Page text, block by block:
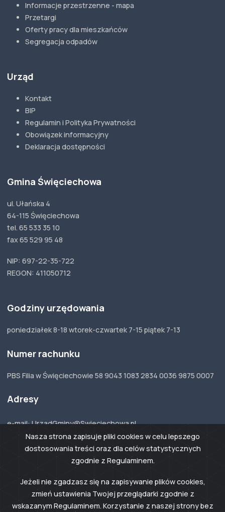
Informacje przestrzenne - mapa
Przetargi
Oferty pracy dla mieszkańców
Segregacja odpadów
Urząd
Kontakt
BIP
Regulamin i Polityka Prywatności
Obowiązek informacyjny
Deklaracja dostępności
Gmina Święciechowa
ul. Ułańska 4
64-115 Święciechowa
tel. 65 533 35 10
fax 65 529 95 48
NIP: 697-22-35-722
REGON: 411050712
Godziny urzędowania
poniedziałek 8-18 wtorek-czwartek 7-15 piątek 7-13
Numer rachunku
PBS Filia w Święciechowie 58 9043 1083 2834 0036 9875 0007
Adresy
e-mail: UrzadGminy@Swieciechowa.pl
ePUAP: /swieciechowa/skrytka
Adres do e-Doręczeń:AE:PL-33123-54367-DJTCW-17
© 2024 ŚwięciechowaRealizacja Grikon.eu
Nasza strona zapisuje pliki cookies w celu lepszego
dostosowania treści oraz dla celów statystycznych
zgodnie z Regulaminem.
Jeżeli nie zgadzasz się na zapisywanie plików cookies,
zmień ustawienia Twojej przeglądarki zgodnie z
wskazanym Regulaminem. Korzystanie z naszej strony bez